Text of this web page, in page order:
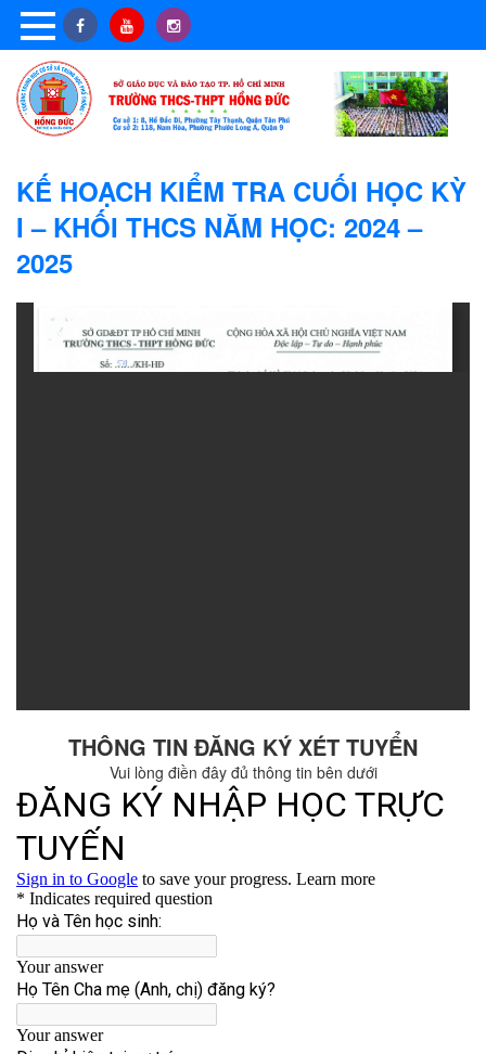
KẾ HOẠCH KIỂM TRA CUỐI HỌC KỲ
I – KHỐI THCS NĂM HỌC: 2024 –
2025
THÔNG TIN ĐĂNG KÝ XÉT TUYỂN
Vui lòng điền đây đủ thông tin bên dưới